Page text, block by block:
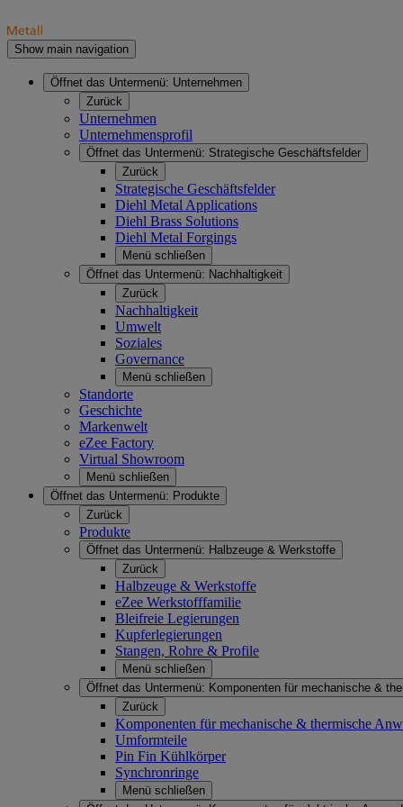
Show main navigation
Öffnet das Untermenü: Unternehmen
Zurück
Unternehmen
Unternehmensprofil
Öffnet das Untermenü: Strategische Geschäftsfelder
Zurück
Strategische Geschäftsfelder
Diehl Metal Applications
Diehl Brass Solutions
Diehl Metal Forgings
Menü schließen
Öffnet das Untermenü: Nachhaltigkeit
Zurück
Nachhaltigkeit
Umwelt
Soziales
Governance
Menü schließen
Standorte
Geschichte
Markenwelt
eZee Factory
Virtual Showroom
Menü schließen
Öffnet das Untermenü: Produkte
Zurück
Produkte
Öffnet das Untermenü: Halbzeuge & Werkstoffe
Zurück
Halbzeuge & Werkstoffe
eZee Werkstofffamilie
Bleifreie Legierungen
Kupferlegierungen
Stangen, Rohre & Profile
Menü schließen
Öffnet das Untermenü: Komponenten für mechanische &
Zurück
Komponenten für mechanische & thermische
Umformteile
Pin Fin Kühlkörper
Synchronringe
Menü schließen